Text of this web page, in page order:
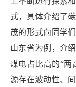
式，具体介绍了
茂的形式向同学
山东省为例，介
煤电占比高的“两
源存在波动性、